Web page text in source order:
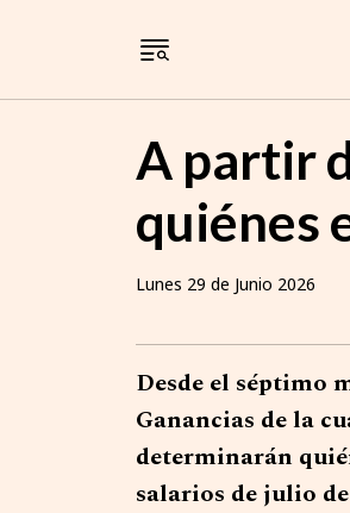
A partir
quiénes
Lunes 29 de Junio 2026
Desde el séptimo
Ganancias de la
determinarán
salarios de julio